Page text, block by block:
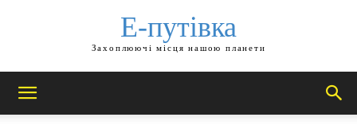
Е-путівка
Захоплюючі місця нашою планети